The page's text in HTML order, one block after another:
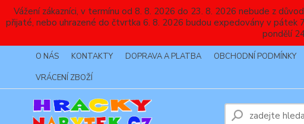
Vážení zákazníci, v termínu od 8. 8. 2026 do 23. 8. 2026 nebude z
přijaté, nebo uhrazené do čtvrtka 6. 8. 2026 budou expedovány v
pondělí
O NÁS KONTAKTY DOPRAVA A PLATBA OBCHODNÍ PODMÍNKY
VRÁCENÍ ZBOŽÍ